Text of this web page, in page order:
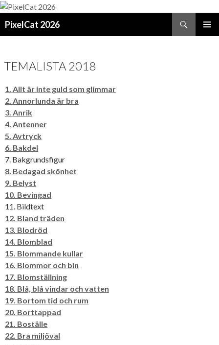
PixelCat 2026
TEMALISTA 2018
1. Allt är inte guld som glimmar
2. Annorlunda är bra
3. Anrik
4. Antenner
5. Avtryck
6. Bakdel
7. Bakgrundsfigur
8. Bedagad skönhet
9. Belyst
10. Bevingad
11. Bildtext
12. Bland träden
13. Blodröd
14. Blomblad
15. Blommande kullar
16. Blommor och bin
17. Blomställning
18. Blå, blå vindar och vatten
19. Bortom tid och rum
20. Borttappad
21. Boställe
22. Bra miljöval